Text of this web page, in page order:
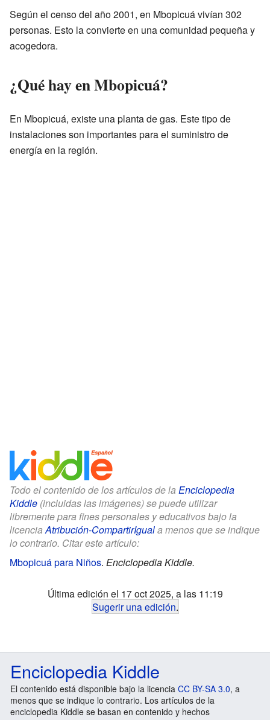
Según el censo del año 2001, en Mbopicuá vivían 302
personas. Esto la convierte en una comunidad pequeña y
acogedora.
¿Qué hay en Mbopicuá?
En Mbopicuá, existe una planta de gas. Este tipo de
instalaciones son importantes para el suministro de
energía en la región.
Todo el contenido de los artículos de la Enciclopedia
Kiddle (incluidas las imágenes) se puede utilizar
libremente para fines personales y educativos bajo la
licenciaAtribución-CompartirIguala menos que se indique
lo contrario. Citar este artículo:
Mbopicuá para Niños. Enciclopedia Kiddle.
Última edición el 17 oct 2025, a las 11:19
Sugerir una edición.
Enciclopedia Kiddle
El contenido está disponible bajo la licencia CC BY-SA 3.0, a
menos que se indique lo contrario. Los artículos de la
enciclopedia Kiddle se basan en contenido y hechos